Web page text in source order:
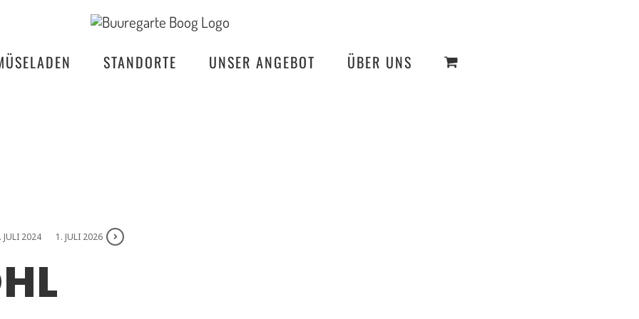
STANDORTE UNSER ANGEBOT ÜBER UNS
JULI 2024 1. JULI 2026